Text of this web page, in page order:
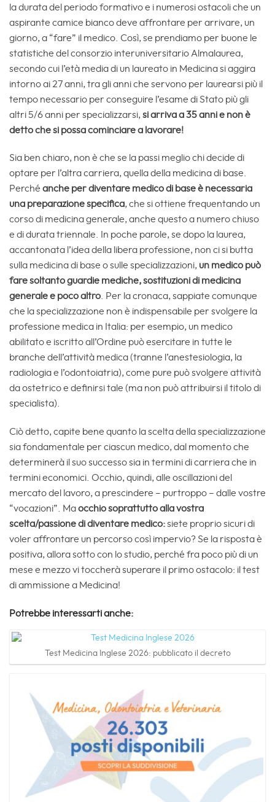
la durata del periodo formativo e i numerosi ostacoli che un
aspirante camice bianco deve affrontare per arrivare, un
giorno, a “fare” il medico. Così, se prendiamo per buone le
statistiche del consorzio interuniversitario Almalaurea,
secondo cui l’età media di un laureato in Medicina si aggira
intorno ai 27 anni, tra gli anni che servono per laurearsi più il
tempo necessario per conseguire l’esame di Stato più gli
altri 5/6 anni per specializzarsi, si arriva a 35 anni e non è
detto che si possa cominciare a lavorare!
Sia ben chiaro, non è che se la passi meglio chi decide di
optare per l’altra carriera, quella della medicina di base.
Perché anche per diventare medico di base è necessaria
una preparazione specifica, che si ottiene frequentando un
corso di medicina generale, anche questo a numero chiuso
e di durata triennale. In poche parole, se dopo la laurea,
accantonata l’idea della libera professione, non ci si butta
sulla medicina di base o sulle specializzazioni, un medico può
fare soltanto guardie mediche, sostituzioni di medicina
generale e poco altro. Per la cronaca, sappiate comunque
che la specializzazione non è indispensabile per svolgere la
professione medica in Italia: per esempio, un medico
abilitato e iscritto all’Ordine può esercitare in tutte le
branche dell’attività medica (tranne l’anestesiologia, la
radiologia e l’odontoiatria), come pure può svolgere attività
da ostetrico e definirsi tale (ma non può attribuirsi il titolo di
specialista).
Ciò detto, capite bene quanto la scelta della specializzazione
sia fondamentale per ciascun medico, dal momento che
determinerà il suo successo sia in termini di carriera che in
termini economici. Occhio, quindi, alle oscillazioni del
mercato del lavoro, a prescindere – purtroppo – dalle vostre
“vocazioni”. Maocchio soprattutto alla vostra
scelta/passione di diventare medico:siete proprio sicuri di
voler affrontare un percorso così impervio? Se la risposta è
positiva, allora sotto con lo studio, perché fra poco più di un
mese e mezzo vi toccherà superare il primo ostacolo: il test
di ammissione a Medicina!
Potrebbe interessarti anche:
Test Medicina Inglese 2026: pubblicato il decreto